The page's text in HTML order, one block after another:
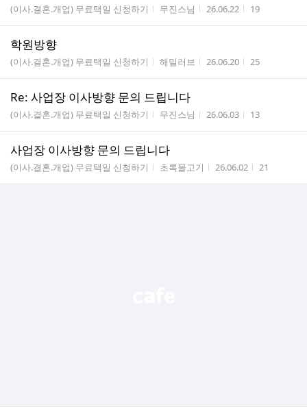
게시판명
(이사.결혼.개업) 무료택일 신청하기 작성자
무진스님 작성시간
26.06.22 조회수
19
학원방향
게시판명
(이사.결혼.개업) 무료택일 신청하기 작성자
해밀러브 작성시간
26.06.20 조회수
25
Re: 사업장 이사방향 문의 드립니다
게시판명
(이사.결혼.개업) 무료택일 신청하기 작성자
무진스님 작성시간
26.06.03 조회수
13
사업장 이사방향 문의 드립니다
게시판명
(이사.결혼.개업) 무료택일 신청하기 작성자
초록물고기 작성시간
26.06.02 조회수
21